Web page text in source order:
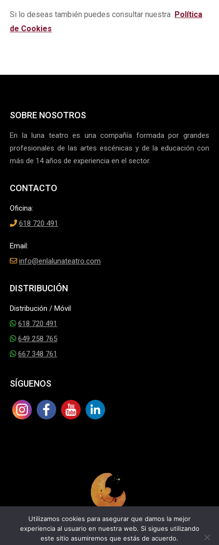
Si lo deseas también puedes consultar nuestra Política
de Cookies
SOBRE NOSOTROS
En la luna teatro es una compañía formada por grandes
profesionales de las artes escénicas y de la educación con
más de 14 años de experiencia en el sector.
CONTACTO
Oficina:
618 720 491
Email:
info@enlalunateatro.com
DISTRIBUCIÓN
Distribución / Móvil
618 720 491
649 258 765
667 348 761
SÍGUENOS
En la luna teatro 2025
All rights reserved.
Utilizamos cookies para asegurar que damos la mejor
experiencia al usuario en nuestra web. Si sigues utilizando
este sitio asumiremos que estás de acuerdo.